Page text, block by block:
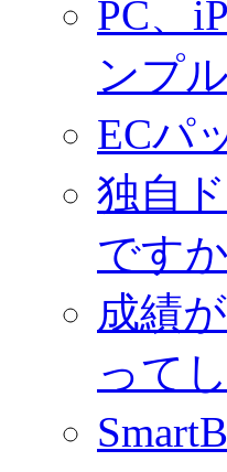
PC、
ンプル
ECパ
独自
です
成績
って